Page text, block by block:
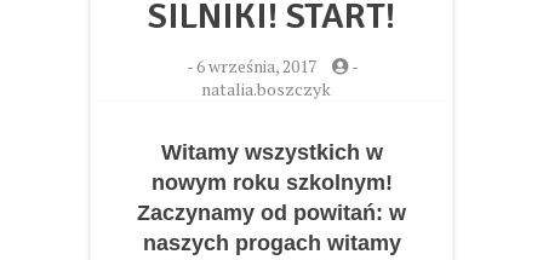
SILNIKI! START!
-6 września, 2017
-
natalia.boszczyk
Witamy wszystkich w
nowym roku szkolnym!
Zaczynamy od powitań: w
naszych progach witamy